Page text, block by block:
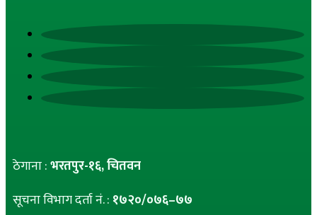
ठेगाना :भरतपुर-१६, चितवन
सूचना विभाग दर्ता नं. : १७२०/०७६–७७